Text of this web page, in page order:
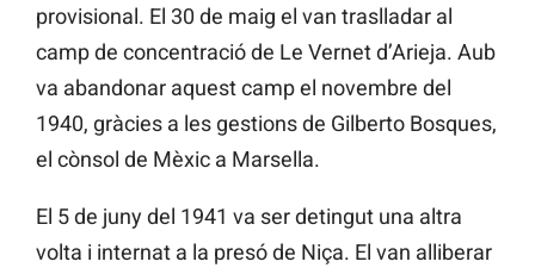
provisional. El 30 de maig el van traslladar al
camp de concentració de Le Vernet d’Arieja. Aub
va abandonar aquest camp el novembre del
1940, gràcies a les gestions de Gilberto Bosques,
el cònsol de Mèxic a Marsella.
El 5 de juny del 1941 va ser detingut una altra
volta i internat a la presó de Niça. El van alliberar